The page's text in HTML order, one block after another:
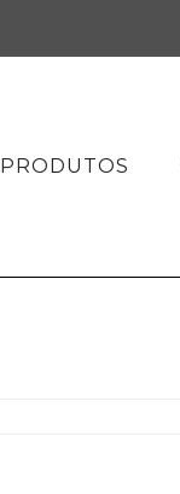
PRODUTOS